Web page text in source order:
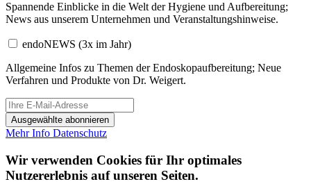
Spannende Einblicke in die Welt der Hygiene und Aufbereitung;
News aus unserem Unternehmen und Veranstaltungshinweise.
endoNEWS (3x im Jahr)
Allgemeine Infos zu Themen der Endoskopaufbereitung; Neue
Verfahren und Produkte von Dr. Weigert.
Ausgewählte abonnieren
Mehr Info Datenschutz
Wir verwenden Cookies für Ihr optimales
Nutzererlebnis auf unseren Seiten.